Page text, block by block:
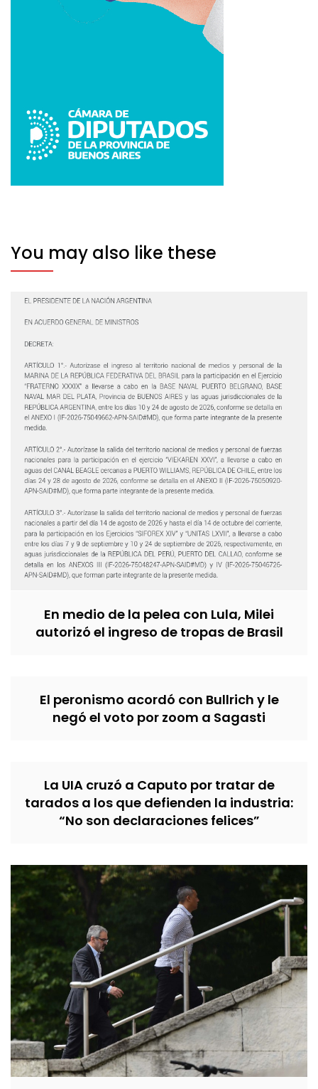
You may also like these
En medio de la pelea con Lula, Milei
autorizó el ingreso de tropas de Brasil
El peronismo acordó con Bullrich y le
negó el voto por zoom a Sagasti
La UIA cruzó a Caputo por tratar de
tarados a los que defienden la industria:
“No son declaraciones felices”